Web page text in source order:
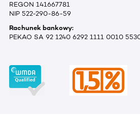
REGON 141667781
NIP 522-290-86-59
Rachunek bankowy:
PEKAO SA 92 1240 6292 1111 0010